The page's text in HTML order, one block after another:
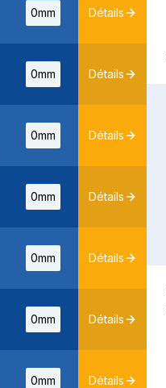
0mm Détails
0mm Détails
0mm Détails
0mm Détails
0mm Détails
0mm Détails
0mm Détails